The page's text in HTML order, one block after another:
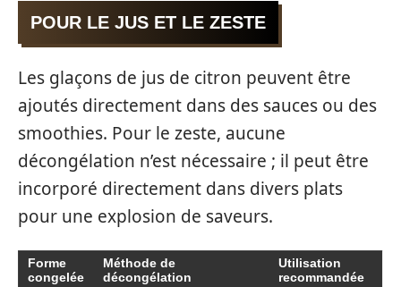
POUR LE JUS ET LE ZESTE
Les glaçons de jus de citron peuvent être
ajoutés directement dans des sauces ou des
smoothies. Pour le zeste, aucune
décongélation n’est nécessaire ; il peut être
incorporé directement dans divers plats
pour une explosion de saveurs.
Forme
congelée
Méthode de
décongélation
Utilisation
recommandée